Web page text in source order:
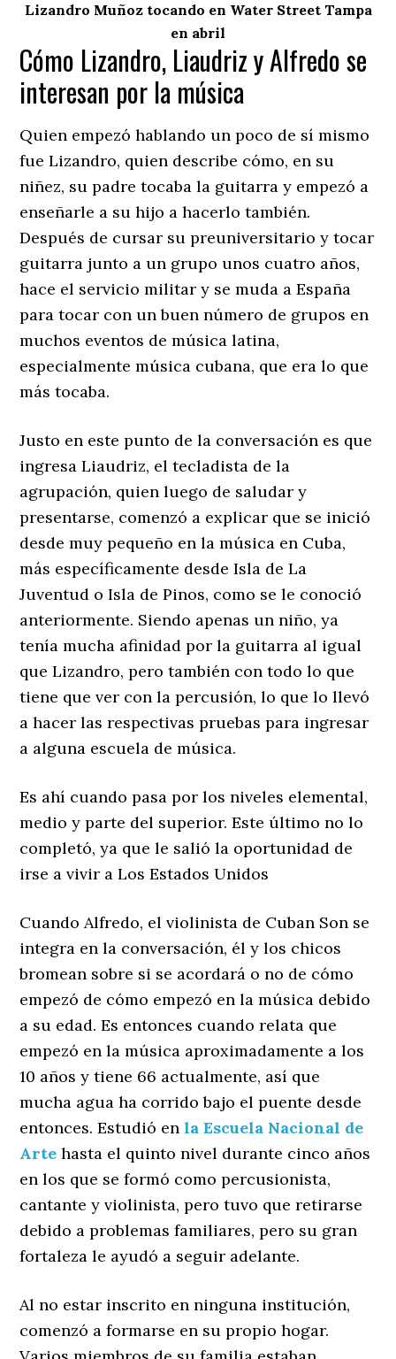
Lizandro Muñoz tocando en Water Street Tampa
en abril
Cómo Lizandro, Liaudriz y Alfredo se
interesan por la música
Quien empezó hablando un poco de sí mismo
fue Lizandro, quien describe cómo, en su
niñez, su padre tocaba la guitarra y empezó a
enseñarle a su hijo a hacerlo también.
Después de cursar su preuniversitario y tocar
guitarra junto a un grupo unos cuatro años,
hace el servicio militar y se muda a España
para tocar con un buen número de grupos en
muchos eventos de música latina,
especialmente música cubana, que era lo que
más tocaba.
Justo en este punto de la conversación es que
ingresa Liaudriz, el tecladista de la
agrupación, quien luego de saludar y
presentarse, comenzó a explicar que se inició
desde muy pequeño en la música en Cuba,
más específicamente desde Isla de La
Juventud o Isla de Pinos, como se le conoció
anteriormente. Siendo apenas un niño, ya
tenía mucha afinidad por la guitarra al igual
que Lizandro, pero también con todo lo que
tiene que ver con la percusión, lo que lo llevó
a hacer las respectivas pruebas para ingresar
a alguna escuela de música.
Es ahí cuando pasa por los niveles elemental,
medio y parte del superior. Este último no lo
completó, ya que le salió la oportunidad de
irse a vivir a Los Estados Unidos
Cuando Alfredo, el violinista de Cuban Son se
integra en la conversación, él y los chicos
bromean sobre si se acordará o no de cómo
empezó de cómo empezó en la música debido
a su edad. Es entonces cuando relata que
empezó en la música aproximadamente a los
10 años y tiene 66 actualmente, así que
mucha agua ha corrido bajo el puente desde
entonces. Estudió en la Escuela Nacional de
Arte hasta el quinto nivel durante cinco años
en los que se formó como percusionista,
cantante y violinista, pero tuvo que retirarse
debido a problemas familiares, pero su gran
fortaleza le ayudó a seguir adelante.
Al no estar inscrito en ninguna institución,
comenzó a formarse en su propio hogar.